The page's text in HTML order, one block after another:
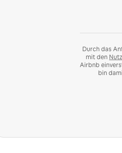
Durch das
mit den
Airbnb
bin